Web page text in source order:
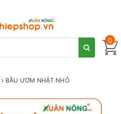
0
BẦU ƯƠM NHẬT NHỎ